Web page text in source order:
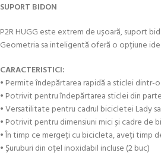
SUPORT BIDON
P2R HUGG este extrem de ușoară, suport
Geometria sa inteligentă oferă o opțiune
CARACTERISTICI:
• Permite îndepărtarea rapidă a sticlei
• Potrivit pentru îndepărtarea sticlei din
• Versatilitate pentru cadrul bicicletei Lady
• Potrivit pentru dimensiuni mici și cadre
• În timp ce mergeți cu bicicleta, aveți timp
• Șuruburi din oțel inoxidabil incluse (2 buc)